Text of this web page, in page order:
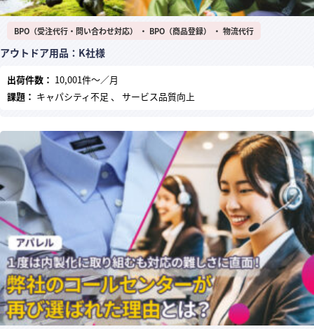
BPO（受注代行・問い合わせ対応） ・ BPO（商品登録） ・ 物流代行
アウトドア用品：K社様
出荷件数： 10,001件～／月
課題： キャパシティ不足 、 サービス品質向上